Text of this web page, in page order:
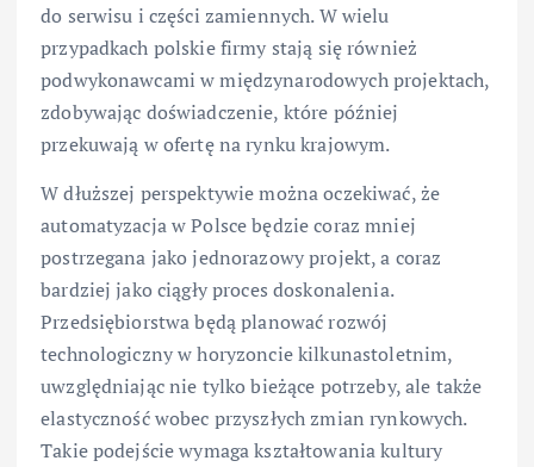
do serwisu i części zamiennych. W wielu
przypadkach polskie firmy stają się również
podwykonawcami w międzynarodowych projektach,
zdobywając doświadczenie, które później
przekuwają w ofertę na rynku krajowym.
W dłuższej perspektywie można oczekiwać, że
automatyzacja w Polsce będzie coraz mniej
postrzegana jako jednorazowy projekt, a coraz
bardziej jako ciągły proces doskonalenia.
Przedsiębiorstwa będą planować rozwój
technologiczny w horyzoncie kilkunastoletnim,
uwzględniając nie tylko bieżące potrzeby, ale także
elastyczność wobec przyszłych zmian rynkowych.
Takie podejście wymaga kształtowania kultury